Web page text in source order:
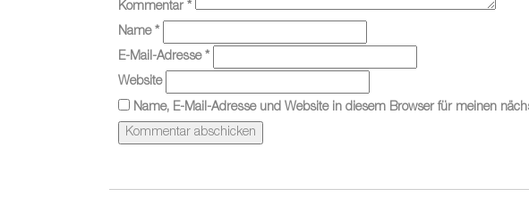
Kommentar *
Name *
E-Mail-Adresse *
Website
Name, E-Mail-Adresse und Website in diesem Browser für meinen